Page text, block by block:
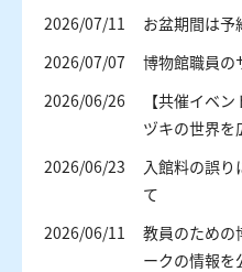
2026/07/11
お盆期間は予
2026/07/07
博物館職員の
2026/06/26
【共催イベ
ヅキの世界を
2026/06/23
入館料の誤
て
2026/06/11
教員のための
ークの情報を